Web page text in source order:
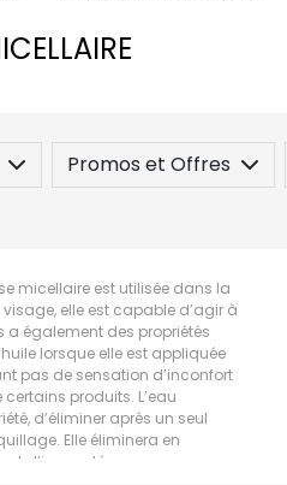
Promos et Offres
micellaire est utilisée dans la
elle est capable d’agir à
également des propriétés
lorsque elle est appliquée
pas de sensation d’inconfort
produits. L’eau
d’éliminer après un seul
Elle éliminera en
d’impuretés sans agresser